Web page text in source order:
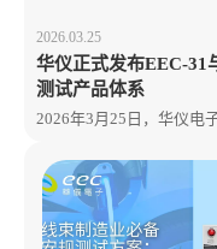
2026.03.25
华仪正式发布EEC-31
测试产品体系
2026年3月25日，华仪电